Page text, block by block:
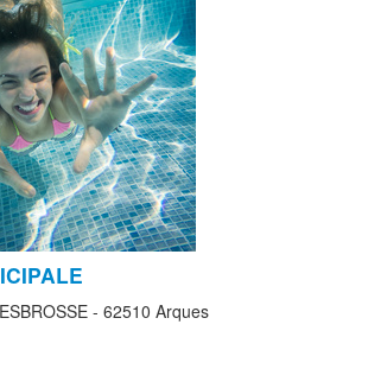
- 62510 Arques